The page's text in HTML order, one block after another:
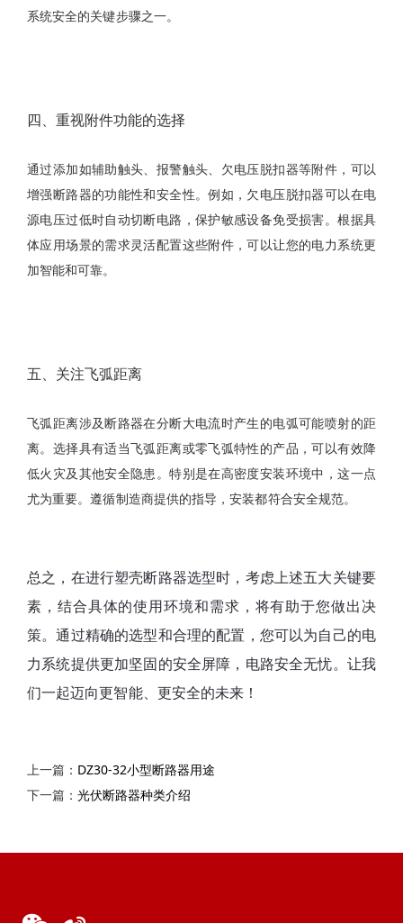
系统安全的关键步骤之一。
四、重视附件功能的选择
通过添加如辅助触头、报警触头、欠电压脱扣器等附件，可以
增强断路器的功能性和安全性。例如，欠电压脱扣器可以在电
源电压过低时自动切断电路，保护敏感设备免受损害。根据具
体应用场景的需求灵活配置这些附件，可以让您的电力系统更
加智能和可靠。
五、关注飞弧距离
飞弧距离涉及断路器在分断大电流时产生的电弧可能喷射的距
离。选择具有适当飞弧距离或零飞弧特性的产品，可以有效降
低火灾及其他安全隐患。特别是在高密度安装环境中，这一点
尤为重要。遵循制造商提供的指导，安装都符合安全规范。
总之，在进行塑壳断路器选型时，考虑上述五大关键要
素，结合具体的使用环境和需求，将有助于您做出决
策。通过精确的选型和合理的配置，您可以为自己的电
力系统提供更加坚固的安全屏障，电路安全无忧。让我
们一起迈向更智能、更安全的未来！
上一篇： DZ30-32小型断路器用途
下一篇： 光伏断路器种类介绍